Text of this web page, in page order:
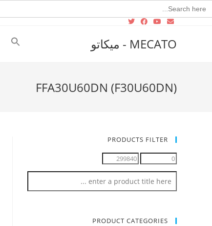
Search
for:
MECATO - ميكاتو
FFA30U60DN (F30U60DN)
PRODUCTS FILTER
PRODUCT CATEGORIES